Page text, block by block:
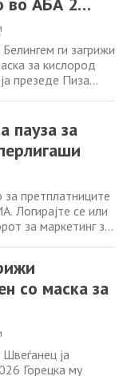
ги загрижи
за кислород
презеде Пиза
Арбелоа се
02/2026
пауза за
претплатниците
Логирајте се или
за маркетинг за
на ЕП „Б
до 16 години
Кошаркарите
со маска за
ја
Горецка му